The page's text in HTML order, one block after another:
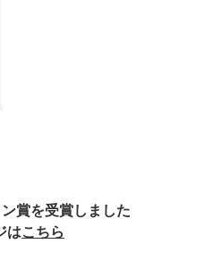
賞を受賞しました
はこちら